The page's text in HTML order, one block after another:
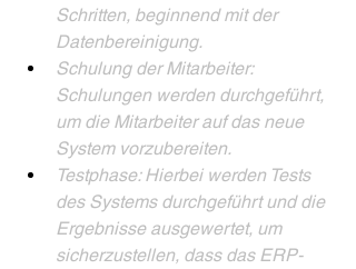
Schritten, beginnend mit der
Datenbereinigung.
Schulung der Mitarbeiter:
Schulungen werden durchgeführt,
um die Mitarbeiter auf das neue
System vorzubereiten.
Testphase: Hierbei werden Tests
des Systems durchgeführt und die
Ergebnisse ausgewertet, um
sicherzustellen, dass das ERP-